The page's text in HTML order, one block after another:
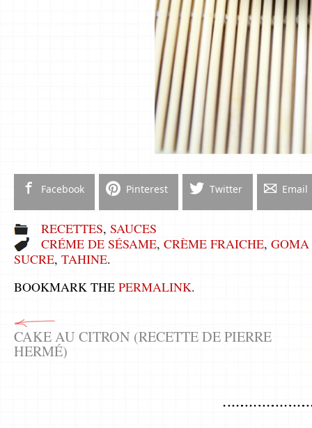
Facebook Pinterest Twitter Email
RECETTES, SAUCES
CRÉME DE SÉSAME, CRÈME FRAICHE,
SUCRE, TAHINE.
BOOKMARK THE PERMALINK.
CAKE AU CITRON (RECETTE DE PIERRE
HERMÉ)